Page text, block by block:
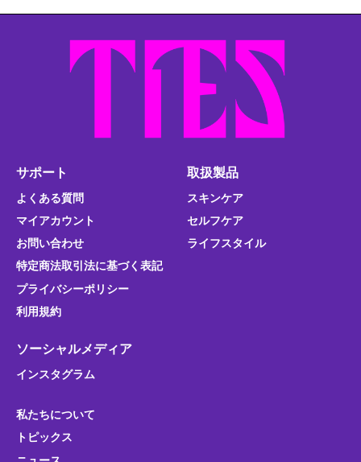
サポート
よくある質問
マイアカウント
お問い合わせ
特定商法取引法に基づく表記
プライバシーポリシー
利用規約
取扱製品
スキンケア
セルフケア
ライフスタイル
ソーシャルメディア
インスタグラム
私たちについて
トピックス